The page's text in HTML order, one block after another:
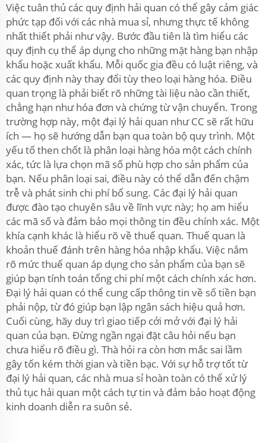
Việc tuân thủ các quy định hải quan có thể gây cảm giác
phức tạp đối với các nhà mua sỉ, nhưng thực tế không
nhất thiết phải như vậy. Bước đầu tiên là tìm hiểu các
quy định cụ thể áp dụng cho những mặt hàng bạn nhập
khẩu hoặc xuất khẩu. Mỗi quốc gia đều có luật riêng, và
các quy định này thay đổi tùy theo loại hàng hóa. Điều
quan trọng là phải biết rõ những tài liệu nào cần thiết,
chẳng hạn như hóa đơn và chứng từ vận chuyển. Trong
trường hợp này, một đại lý hải quan như CC sẽ rất hữu
ích — họ sẽ hướng dẫn bạn qua toàn bộ quy trình. Một
yếu tố then chốt là phân loại hàng hóa một cách chính
xác, tức là lựa chọn mã số phù hợp cho sản phẩm của
bạn. Nếu phân loại sai, điều này có thể dẫn đến chậm
trễ và phát sinh chi phí bổ sung. Các đại lý hải quan
được đào tạo chuyên sâu về lĩnh vực này; họ am hiểu
các mã số và đảm bảo mọi thông tin đều chính xác. Một
khía cạnh khác là hiểu rõ về thuế quan. Thuế quan là
khoản thuế đánh trên hàng hóa nhập khẩu. Việc nắm
rõ mức thuế quan áp dụng cho sản phẩm của bạn sẽ
giúp bạn tính toán tổng chi phí một cách chính xác hơn.
Đại lý hải quan có thể cung cấp thông tin về số tiền bạn
phải nộp, từ đó giúp bạn lập ngân sách hiệu quả hơn.
Cuối cùng, hãy duy trì giao tiếp cởi mở với đại lý hải
quan của bạn. Đừng ngần ngại đặt câu hỏi nếu bạn
chưa hiểu rõ điều gì. Thà hỏi ra còn hơn mắc sai lầm
gây tốn kém thời gian và tiền bạc. Với sự hỗ trợ tốt từ
đại lý hải quan, các nhà mua sỉ hoàn toàn có thể xử lý
thủ tục hải quan một cách tự tin và đảm bảo hoạt động
kinh doanh diễn ra suôn sẻ.